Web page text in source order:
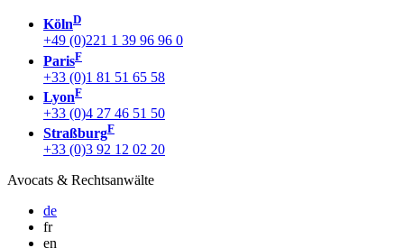
KölnD
+49 (0)221 1 39 96 96 0
ParisF
+33 (0)1 81 51 65 58
LyonF
+33 (0)4 27 46 51 50
StraßburgF
+33 (0)3 92 12 02 20
Avocats & Rechtsanwälte
de
fr
en